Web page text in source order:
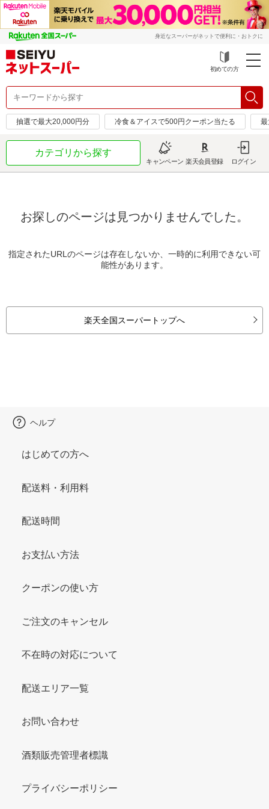
身近なスーパーがネットで便利に・おトクに
初めての方
抽選で最大20,000円分 冷食＆アイスで500円クーポン当たる
カテゴリから探す
キャンペーン 楽天会員登録 ログイン
お探しのページは見つかりませんでした。
指定されたURLのページは存在しないか、一時的に利用できない可
能性があります。
楽天全国スーパートップへ
ヘルプ
はじめての方へ
配送料・利用料
配送時間
お支払い方法
クーポンの使い方
ご注文のキャンセル
不在時の対応について
配送エリア一覧
お問い合わせ
酒類販売管理者標識
プライバシーポリシー